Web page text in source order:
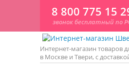
8 800 775 15
звонок бесплатный по
Интернет-магазин товаров
в Москве и Твери, с